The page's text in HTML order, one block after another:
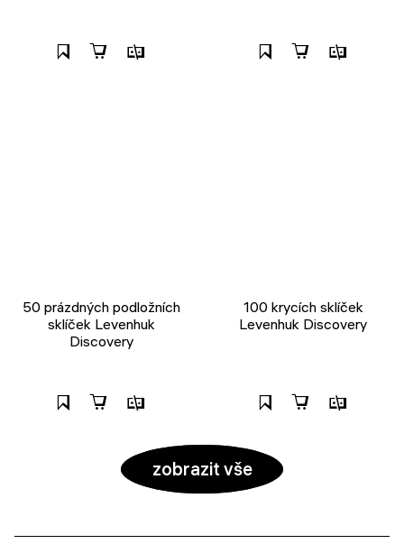
50 prázdných podložních
sklíček Levenhuk
Discovery
100 krycích sklíček
Levenhuk Discovery
zobrazit vše